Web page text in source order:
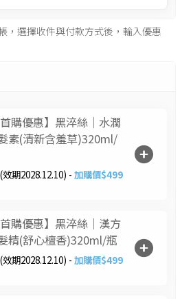
，選擇收件與付款方式後，輸入優惠
首購優惠】黑淬絲│水潤
素(清新含羞草)320ml/
期2028.12.10) - 加購價$499
首購優惠】黑淬絲│漢方
精(舒心檀香)320ml/瓶
期2028.12.10) - 加購價$499